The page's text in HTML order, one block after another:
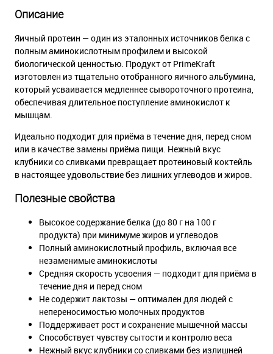
Описание
Яичный протеин — один из эталонных источников белка с
полным аминокислотным профилем и высокой
биологической ценностью. Продукт от PrimeKraft
изготовлен из тщательно отобранного яичного альбумина,
который усваивается медленнее сывороточного протеина,
обеспечивая длительное поступление аминокислот к
мышцам.
Идеально подходит для приёма в течение дня, перед сном
или в качестве замены приёма пищи. Нежный вкус
клубники со сливками превращает протеиновый коктейль
в настоящее удовольствие без лишних углеводов и жиров.
Полезные свойства
Высокое содержание белка (до 80 г на 100 г
продукта) при минимуме жиров и углеводов
Полный аминокислотный профиль, включая все
незаменимые аминокислоты
Средняя скорость усвоения — подходит для приёма в
течение дня и перед сном
Не содержит лактозы — оптимален для людей с
непереносимостью молочных продуктов
Поддерживает рост и сохранение мышечной массы
Способствует чувству сытости и контролю веса
Нежный вкус клубники со сливками без излишней